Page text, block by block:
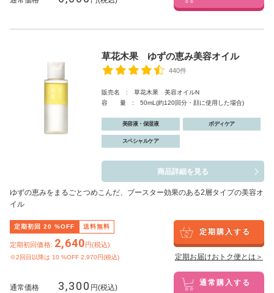
草花木果 ゆずの恵み美容オイル
440件
販売名 : 草花木果 美容オイルN
容 量 : 50mL(約120回分・顔に使用した場合)
美容液・保湿液 ボディケア
スペシャルケア
商品詳細を見る
ゆずの恵みをまるごとつめこんだ、ブースター効果のある2層タイプの美容オ
イル
定期初回 20 %OFF 送料無料
定期初回価格: 2,640円(税込)
※2回目以降は 10 %OFF 2,970円(税込)
定期購入する
定期お届けおトク便とは＞
通常価格 3,300 円(税込) 通常購入する